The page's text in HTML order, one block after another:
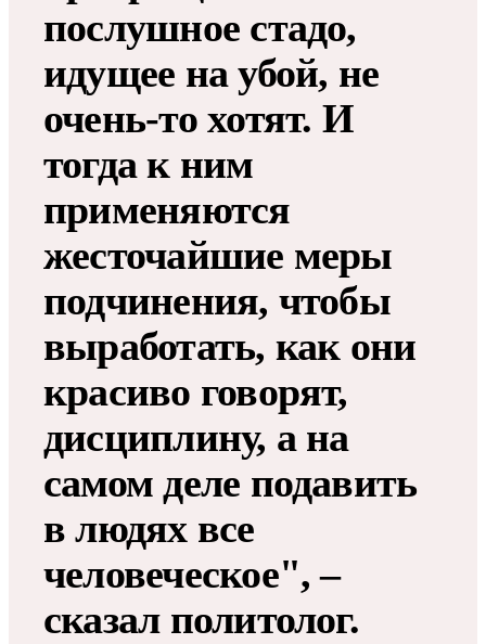
послушное стадо,
идущее на убой, не
очень-то хотят. И
тогда к ним
применяются
жесточайшие меры
подчинения, чтобы
выработать, как они
красиво говорят,
дисциплину, а на
самом деле подавить
в людях все
человеческое", –
сказал политолог.